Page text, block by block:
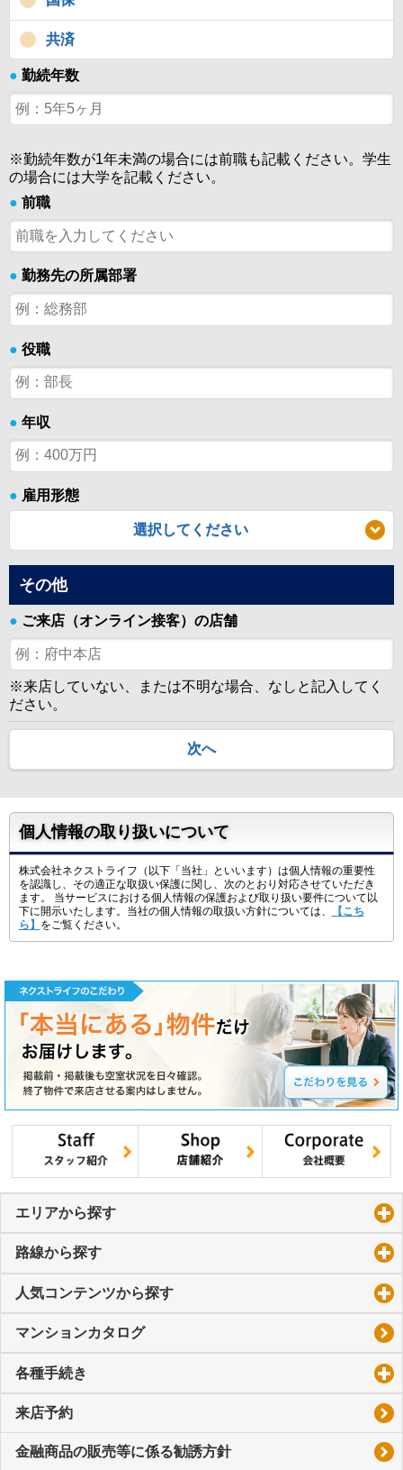
共済
● 勤続年数
※勤続年数が1年未満の場合には前職も記載ください。学生
の場合には大学を記載ください。
● 前職
● 勤務先の所属部署
● 役職
● 年収
● 雇用形態
選択してください
その他
● ご来店（オンライン接客）の店舗
※来店していない、または不明な場合、なしと記入してく
ださい。
次へ
個人情報の取り扱いについて
株式会社ネクストライフ（以下「当社」といいます）は個人情報の重要性
を認識し、その適正な取扱い保護に関し、次のとおり対応させていただき
ます。 当サービスにおける個人情報の保護および取り扱い要件について以
下に開示いたします。当社の個人情報の取扱い方針については、
【こち
ら】
をご覧ください。
エリアから探す
路線から探す
人気コンテンツから探す
マンションカタログ
各種手続き
来店予約
金融商品の販売等に係る勧誘方針